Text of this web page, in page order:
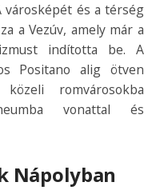
városképét és a térség
a Vezúv, amely már a
indította be. A
Positano alig ötven
romvárosokba
vonattal és
Nápolyban